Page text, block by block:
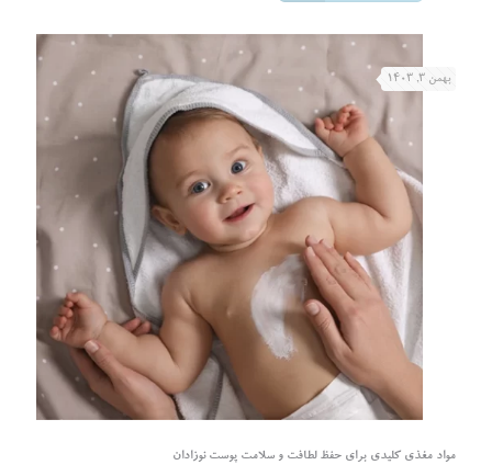
بهمن ۳, ۱۴۰۳
مواد مغذی کلیدی برای حفظ لطافت و سلامت پوست نوزادان